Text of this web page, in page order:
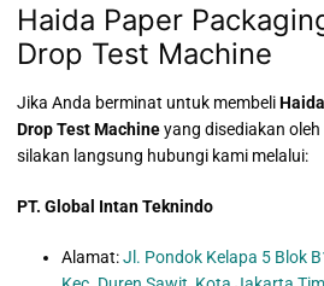
Haida Paper
Drop Test Machine
Jika Anda berminat untuk membeli
Drop Test Machineyang disediakan
silakan langsung hubungi kami melalui:
PT. Global Intan Teknindo
Alamat:Jl. Pondok Kelapa 5 Blok